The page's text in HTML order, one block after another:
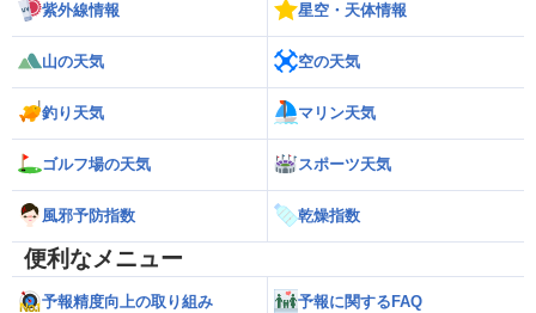
紫外線情報 星空・天体情報
山の天気 空の天気
釣り天気 マリン天気
ゴルフ場の天気 スポーツ天気
風邪予防指数 乾燥指数
便利なメニュー
予報精度向上の取り組み 予報に関するFAQ